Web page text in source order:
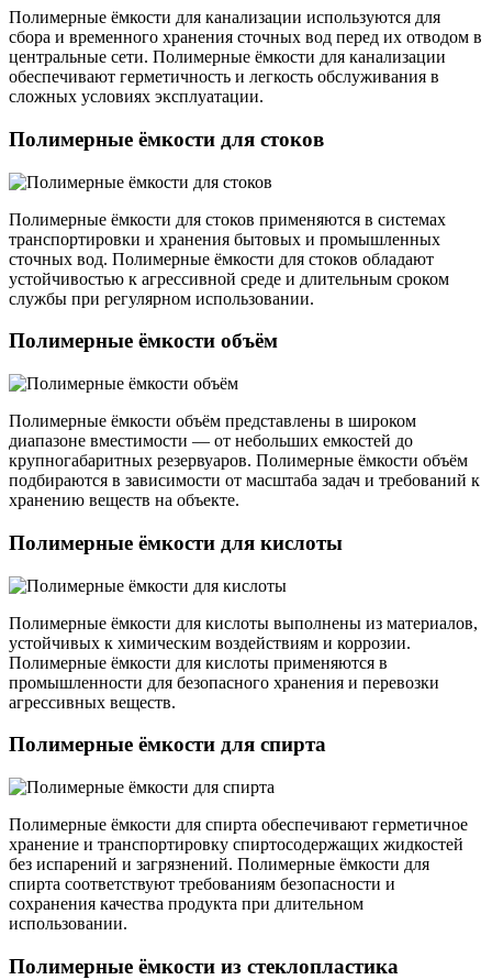
Полимерные ёмкости для канализации используются для
сбора и временного хранения сточных вод перед их отводом в
центральные сети. Полимерные ёмкости для канализации
обеспечивают герметичность и легкость обслуживания в
сложных условиях эксплуатации.
Полимерные ёмкости для стоков
Полимерные ёмкости для стоков применяются в системах
транспортировки и хранения бытовых и промышленных
сточных вод. Полимерные ёмкости для стоков обладают
устойчивостью к агрессивной среде и длительным сроком
службы при регулярном использовании.
Полимерные ёмкости объём
Полимерные ёмкости объём представлены в широком
диапазоне вместимости — от небольших емкостей до
крупногабаритных резервуаров. Полимерные ёмкости объём
подбираются в зависимости от масштаба задач и требований к
хранению веществ на объекте.
Полимерные ёмкости для кислоты
Полимерные ёмкости для кислоты выполнены из материалов,
устойчивых к химическим воздействиям и коррозии.
Полимерные ёмкости для кислоты применяются в
промышленности для безопасного хранения и перевозки
агрессивных веществ.
Полимерные ёмкости для спирта
Полимерные ёмкости для спирта обеспечивают герметичное
хранение и транспортировку спиртосодержащих жидкостей
без испарений и загрязнений. Полимерные ёмкости для
спирта соответствуют требованиям безопасности и
сохранения качества продукта при длительном
использовании.
Полимерные ёмкости из стеклопластика